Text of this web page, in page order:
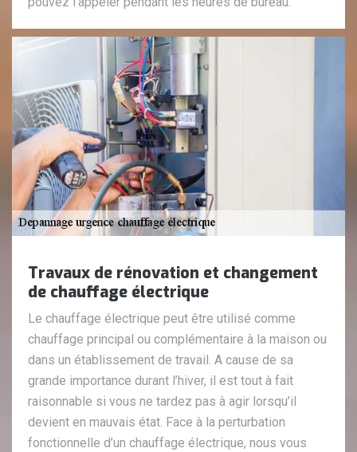
Travaux de rénovation et changement
de chauffage électrique
Le chauffage électrique peut être utilisé comme
chauffage principal ou complémentaire à la maison ou
dans un établissement de travail. A cause de sa
grande importance durant l’hiver, il est tout à fait
raisonnable si vous ne tardez pas à agir lorsqu’il
devient en mauvais état. Face à la perturbation
fonctionnelle d’un chauffage électrique, nous vous